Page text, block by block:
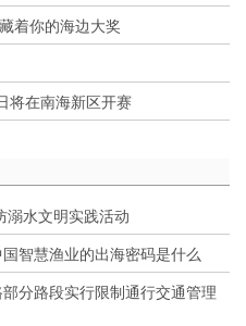
着你的海边大奖
将在南海新区开赛
溺水文明实践活动
智慧渔业的出海密码是什么
分路段实行限制通行交通管理